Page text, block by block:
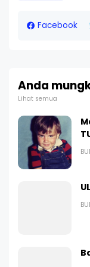
Facebook
Anda
Lihat semua